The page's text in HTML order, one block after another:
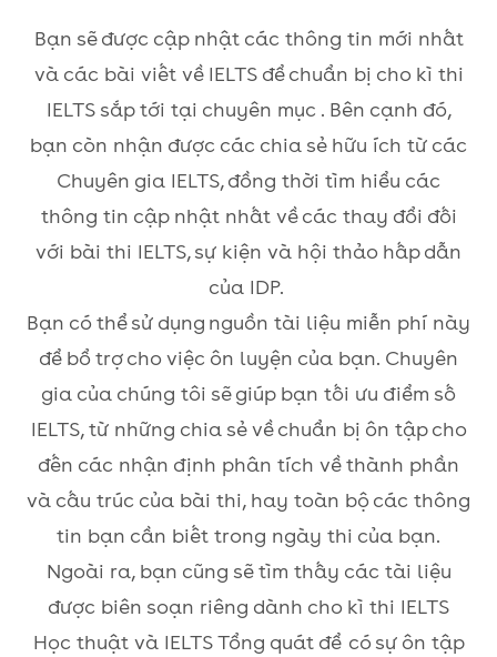
Bạn sẽ được cập nhật các thông tin mới nhất
và các bài viết về IELTS để chuẩn bị cho kì thi
IELTS sắp tới tại chuyên mục . Bên cạnh đó,
bạn còn nhận được các chia sẻ hữu ích từ các
Chuyên gia IELTS, đồng thời tìm hiểu các
thông tin cập nhật nhất về các thay đổi đối
với bài thi IELTS, sự kiện và hội thảo hấp dẫn
của IDP.
Bạn có thể sử dụng nguồn tài liệu miễn phí này
để bổ trợ cho việc ôn luyện của bạn. Chuyên
gia của chúng tôi sẽ giúp bạn tối ưu điểm số
IELTS, từ những chia sẻ về chuẩn bị ôn tập cho
đến các nhận định phân tích về thành phần
và cấu trúc của bài thi, hay toàn bộ các thông
tin bạn cần biết trong ngày thi của bạn.
Ngoài ra, bạn cũng sẽ tìm thấy các tài liệu
được biên soạn riêng dành cho kì thi IELTS
Học thuật và IELTS Tổng quát để có sự ôn tập